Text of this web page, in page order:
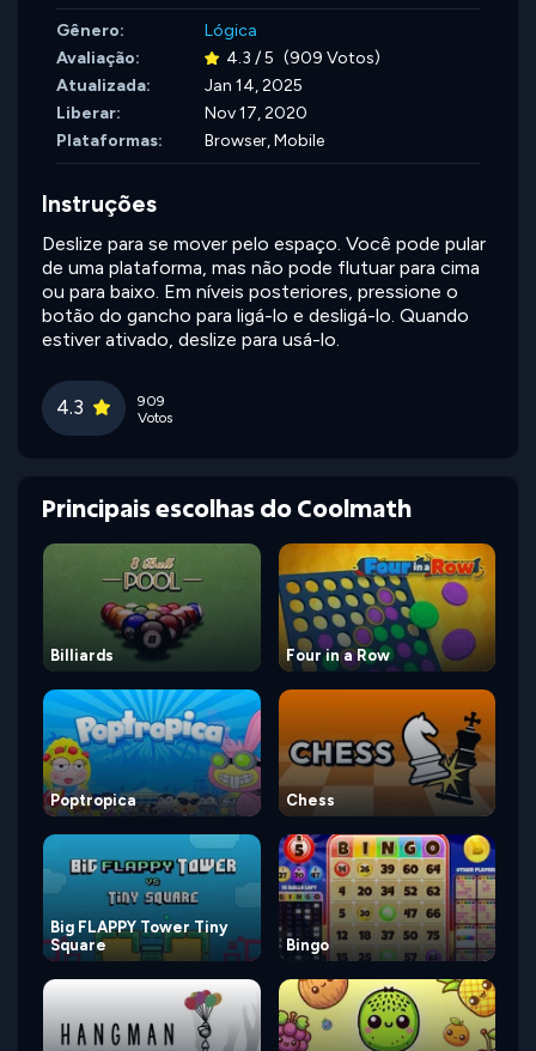
Gênero:
Lógica
Avaliação:
4.3 / 5 (909 Votos)
Atualizada:
Jan 14, 2025
Liberar:
Nov 17, 2020
Plataformas:
Browser, Mobile
Instruções
Deslize para se mover pelo espaço. Você pode pular
de uma plataforma, mas não pode flutuar para cima
ou para baixo. Em níveis posteriores, pressione o
botão do gancho para ligá-lo e desligá-lo. Quando
estiver ativado, deslize para usá-lo.
4.3
909
Votos
Principais escolhas do Coolmath
Billiards Four in a Row
Poptropica Chess
Big FLAPPY Tower Tiny
Square
Bingo